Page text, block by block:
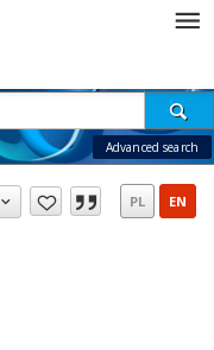
Advanced search
PL EN